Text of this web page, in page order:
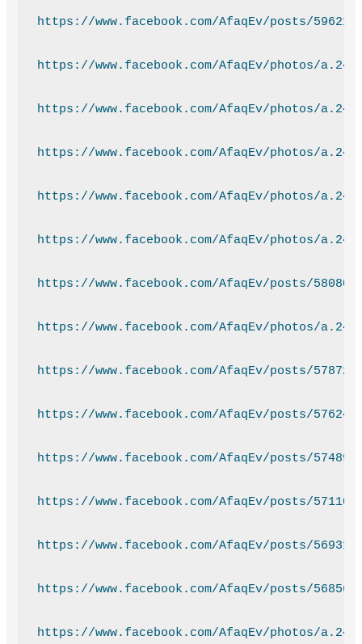
https://www.facebook.com/AfaqEv/posts/
https://www.facebook.com/AfaqEv/photos/
https://www.facebook.com/AfaqEv/photos/
https://www.facebook.com/AfaqEv/photos/
https://www.facebook.com/AfaqEv/photos/
https://www.facebook.com/AfaqEv/photos/
https://www.facebook.com/AfaqEv/posts/
https://www.facebook.com/AfaqEv/photos/
https://www.facebook.com/AfaqEv/posts/
https://www.facebook.com/AfaqEv/posts/
https://www.facebook.com/AfaqEv/posts/
https://www.facebook.com/AfaqEv/posts/
https://www.facebook.com/AfaqEv/posts/
https://www.facebook.com/AfaqEv/posts/
https://www.facebook.com/AfaqEv/photos/